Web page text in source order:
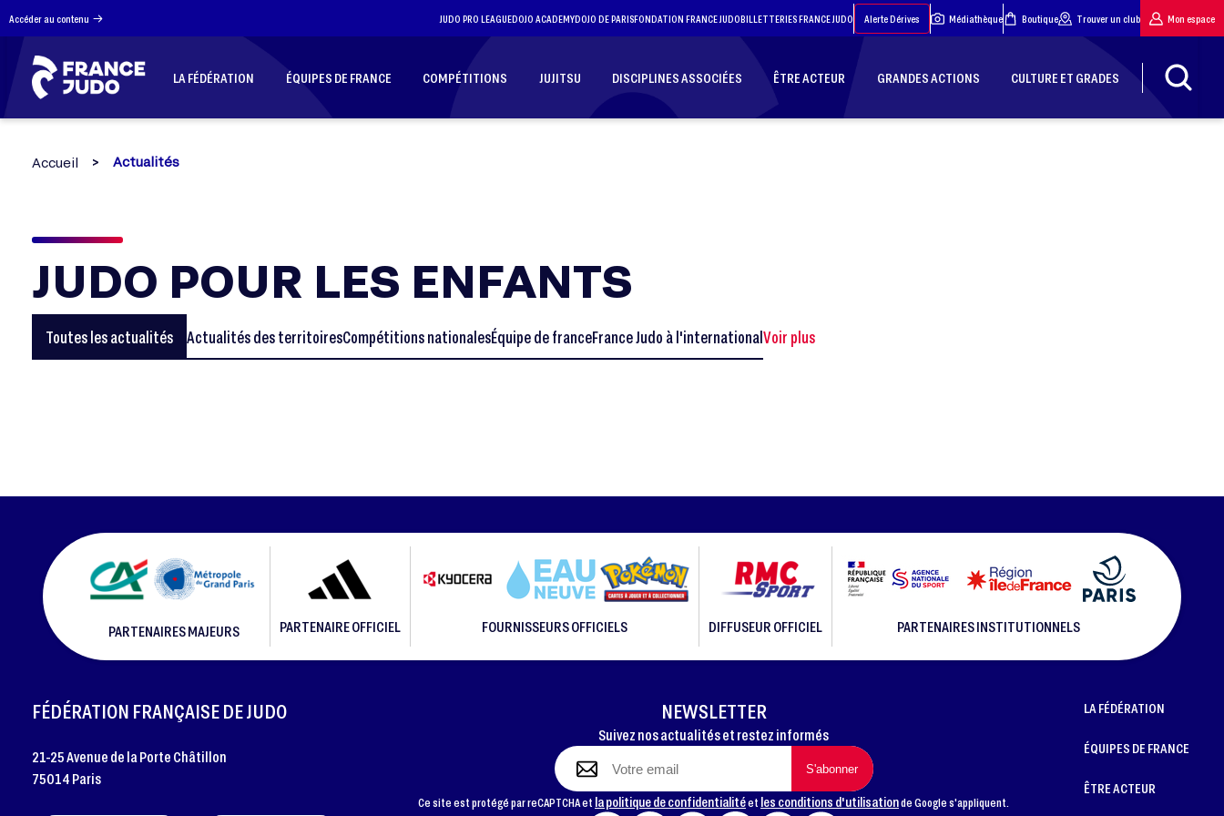
Accéder au contenu JUDO PRO LEAGUEDOJO ACADEMYDOJO DE PARISFONDATION FRANCE JUDOBILLETTERIES FRANCE JUDO Alerte Dérives Médiathèque Boutique Trouver un club Mon espace
LA FÉDÉRATION ÉQUIPES DE FRANCE COMPÉTITIONS JUJITSU DISCIPLINES ASSOCIÉES ÊTRE ACTEUR GRANDES ACTIONS CULTURE ET GRADES
Accueil Actualités
JUDO POUR LES ENFANTS
Toutes les actualités Actualités des territoiresCompétitions nationalesÉquipe de franceFrance Judo à l'international Voir plus
PARTENAIRES MAJEURS PARTENAIRE OFFICIEL FOURNISSEURS OFFICIELS DIFFUSEUR OFFICIEL PARTENAIRES INSTITUTIONNELS
FOOTER
FÉDÉRATION FRANÇAISE DE JUDO
21-25 Avenue de la Porte Châtillon
75014 Paris
NEWSLETTER
Suivez nos actualités et restez informés
Ce site est protégé par reCAPTCHA et la politique de confidentialitéet les conditions d'utilisationde Google s'appliquent.
LA FÉDÉRATION
ÉQUIPES DE FRANCE
ÊTRE ACTEUR
Panneau de gestion des cookies